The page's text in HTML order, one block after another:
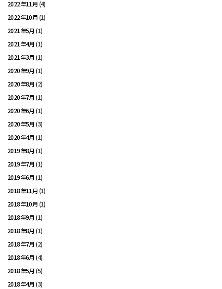
2022年11月(4)
2022年10月(1)
2021年5月(1)
2021年4月(1)
2021年3月(1)
2020年9月(1)
2020年8月(2)
2020年7月(1)
2020年6月(1)
2020年5月(3)
2020年4月(1)
2019年8月(1)
2019年7月(1)
2019年6月(1)
2018年11月(1)
2018年10月(1)
2018年9月(1)
2018年8月(1)
2018年7月(2)
2018年6月(4)
2018年5月(5)
2018年4月(3)